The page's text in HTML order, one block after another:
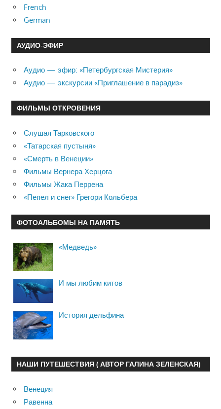
French
German
АУДИО-ЭФИР
Аудио — эфир: «Петербургская Мистерия»
Аудио — экскурсии «Приглашение в парадиз»
ФИЛЬМЫ ОТКРОВЕНИЯ
Слушая Тарковского
«Татарская пустыня»
«Смерть в Венеции»
Фильмы Вернера Херцога
Фильмы Жака Перрена
«Пепел и снег» Грегори Кольбера
ФОТОАЛЬБОМЫ НА ПАМЯТЬ
«Медведь»
И мы любим китов
История дельфина
НАШИ ПУТЕШЕСТВИЯ ( АВТОР ГАЛИНА ЗЕЛЕНСКАЯ)
Венеция
Равенна